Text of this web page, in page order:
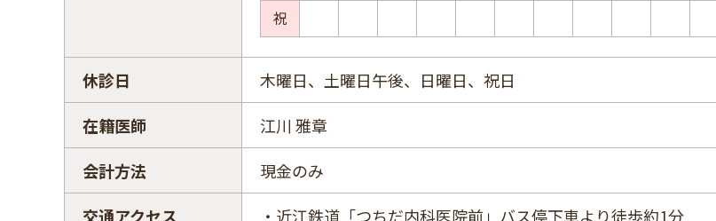
祝
休診日
木曜日、土曜日午後、日曜日、祝日
在籍医師
江川 雅章
会計方法
現金のみ
交通アクセス
・近江鉄道「つちだ内科医院前」バス停下車より徒歩約1分